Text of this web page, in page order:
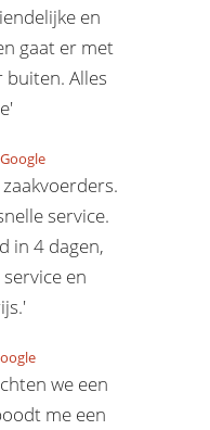
en
gaat er met
buiten. Alles
Google
service.
in 4 dagen,
en
we een
me een